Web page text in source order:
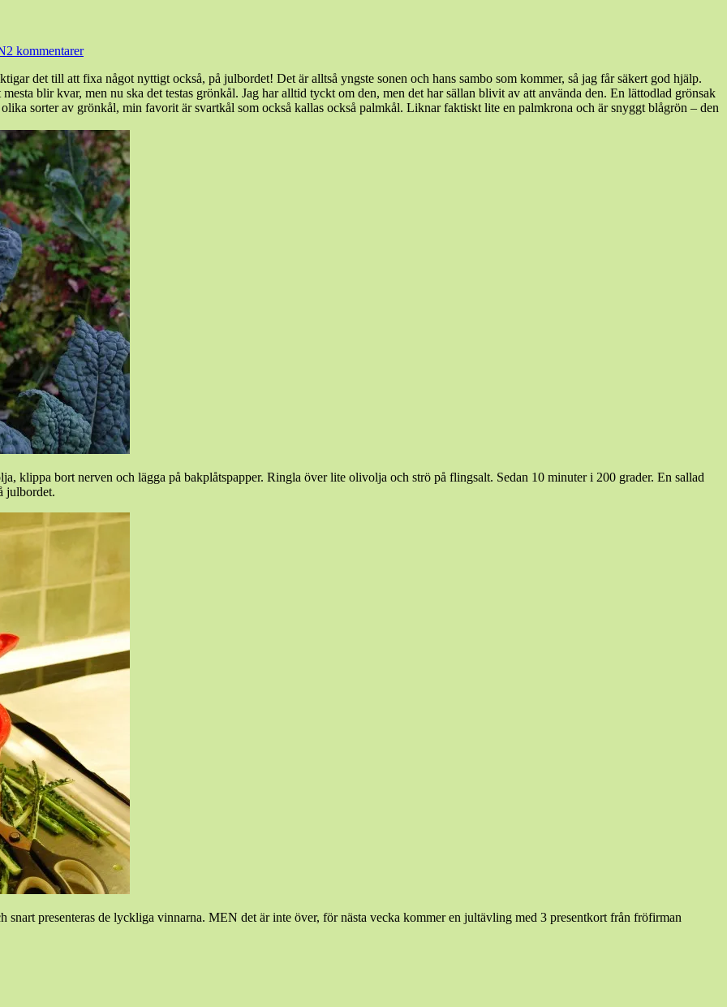
2 kommentarer
det till att fixa något nyttigt också, på julbordet! Det är alltså yngste sonen och hans sambo som kommer, så jag får säkert god hjälp.
blir kvar, men nu ska det testas grönkål. Jag har alltid tyckt om den, men det har sällan blivit av att använda den. En lättodlad grönsak
sorter av grönkål, min favorit är svartkål som också kallas också palmkål. Liknar faktiskt lite en palmkrona och är snyggt blågrön – den
klippa bort nerven och lägga på bakplåtspapper. Ringla över lite olivolja och strö på flingsalt. Sedan 10 minuter i 200 grader. En sallad
julbordet.
presenteras de lyckliga vinnarna. MEN det är inte över, för nästa vecka kommer en jultävling med 3 presentkort från fröfirman